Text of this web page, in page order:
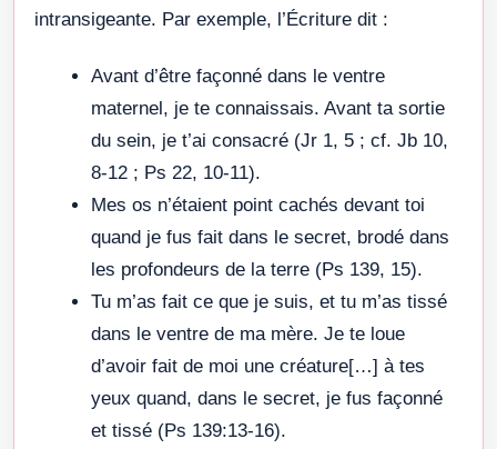
intransigeante. Par exemple, l’Écriture dit :
Avant d’être façonné dans le ventre
maternel, je te connaissais. Avant ta sortie
du sein, je t’ai consacré (Jr 1, 5 ; cf. Jb 10,
8-12 ; Ps 22, 10-11).
Mes os n’étaient point cachés devant toi
quand je fus fait dans le secret, brodé dans
les profondeurs de la terre (Ps 139, 15).
Tu m’as fait ce que je suis, et tu m’as tissé
dans le ventre de ma mère. Je te loue
d’avoir fait de moi une créature[…] à tes
yeux quand, dans le secret, je fus façonné
et tissé (Ps 139:13-16).